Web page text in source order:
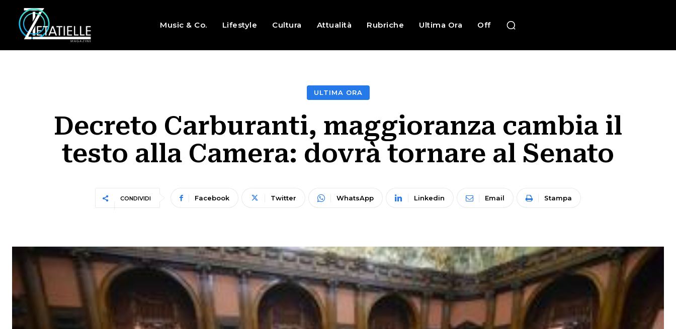
Music & Co. Lifestyle Cultura Attualità Rubriche Ultima Ora Off
ULTIMA ORA
Decreto Carburanti, maggioranza cambia il
testo alla Camera: dovrà tornare al Senato
CONDIVIDI Facebook Twitter WhatsApp Linkedin Email Stampa